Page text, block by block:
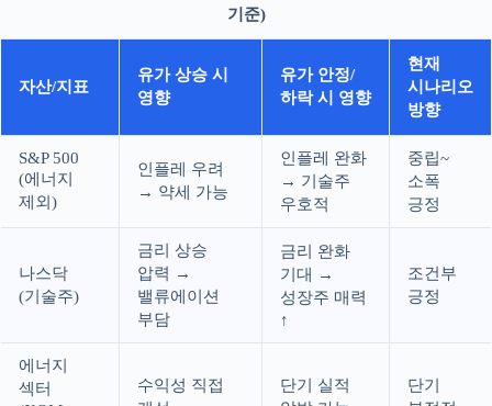
기준)
자산/지표
유가 상승 시
영향
유가 안정/
하락 시 영향
현재
시나리오
방향
S&P 500
(에너지
제외)
인플레 우려
→ 약세 가능
인플레 완화
→ 기술주
우호적
중립~
소폭
긍정
나스닥
(기술주)
금리 상승
압력 →
밸류에이션
부담
금리 완화
기대 →
성장주 매력
↑
조건부
긍정
에너지
섹터
수익성 직접
단기 실적
단기